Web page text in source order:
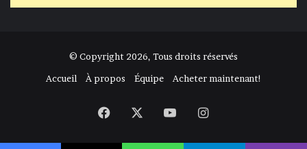
© Copyright 2026, Tous droits réservés
Accueil
À propos Équipe Acheter maintenant!
Facebook YouTubeInstagram